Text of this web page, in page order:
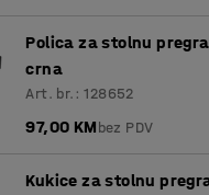
Polica za stolnu
crna
Art. br.: 128652
97,00 KMbez PDV
Kukice za stolnu